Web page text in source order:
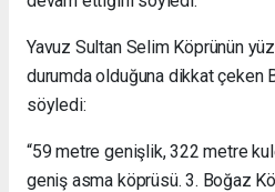
Yavuz Sultan Selim Köprünün
durumda olduğuna dikkat çeken
söyledi:
“59 metre genişlik, 322 metre
geniş asma köprüsü. 3. Boğaz